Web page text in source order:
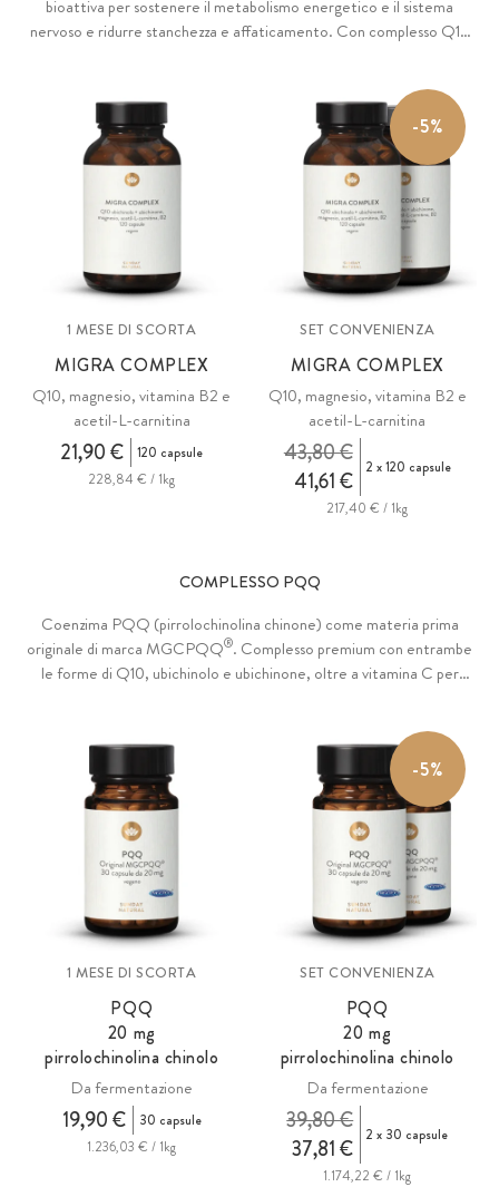
bioattiva per sostenere il metabolismo energetico e il sistema
nervoso e ridurre stanchezza e affaticamento. Con complesso Q10
1 MESE DI SCORTA
MIGRA COMPLEX
Q10, magnesio, vitamina B2 e
acetil-L-carnitina
21,90 €
120 capsule
228,84 € / 1kg
-5%
SET CONVENIENZA
MIGRA COMPLEX
Q10, magnesio, vitamina B2 e
acetil-L-carnitina
41,61 €
43,80 € 2 x 120 capsule
217,40 € / 1kg
COMPLESSO PQQ
Coenzima PQQ (pirrolochinolina chinone) come materia prima
originale di marca MGCPQQ®. Complesso premium con entrambe
le forme di Q10, ubichinolo e ubichinone, oltre a vitamina C per
1 MESE DI SCORTA
PQQ
20 mg
pirrolochinolina chinolo
Da fermentazione
19,90 €
30 capsule
1.236,03 € / 1kg
-5%
SET CONVENIENZA
PQQ
20 mg
pirrolochinolina chinolo
Da fermentazione
37,81 €
39,80 € 2 x 30 capsule
1.174,22 € / 1kg